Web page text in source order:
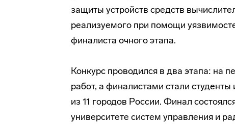
защиты устройств средств
реализуемого при помощи
финалиста очного этапа.
Конкурс проводился в два этапа: на
работ, а финалистами стали
из 11 городов России. Финал
университете систем управления и